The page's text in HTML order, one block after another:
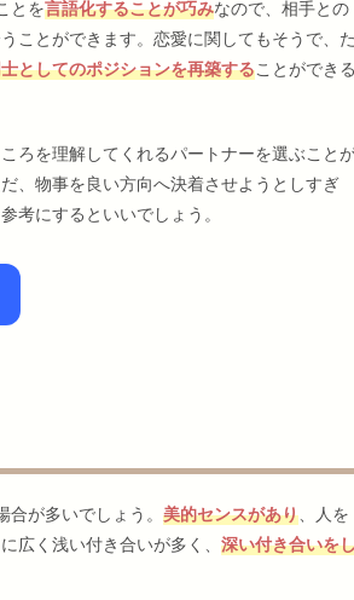
とを言語化することが巧みなので、相手との
ことができます。恋愛に関してもそうで、た
としてのポジションを再築することができる
ろを理解してくれるパートナーを選ぶこと
、物事を良い方向へ決着させようとしすぎ
考にするといいでしょう。
合が多いでしょう。 美的センスがあり、人を
広く浅い付き合いが多く、 深い付き合いを